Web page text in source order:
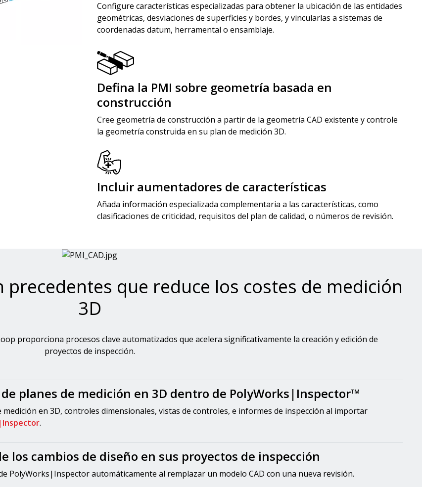
Configure características especializadas para obtener la ubicación de las entidades
geométricas, desviaciones de superficies y bordes, y vincularlas a sistemas de
coordenadas datum, herramental o ensamblaje.
Defina la PMI sobre geometría basada en
construcción
Cree geometría de construcción a partir de la geometría CAD existente y controle
la geometría construida en su plan de medición 3D.
Image
Incluir aumentadores de características
Añada información especializada complementaria a las características, como
clasificaciones de criticidad, requisitos del plan de calidad, o números de revisión.
que reduce los costes de medición
3D
proporciona procesos clave automatizados que acelera significativamente la creación y edición de
proyectos de inspección.
planes de medición en 3D dentro de PolyWorks|Inspector™
en 3D, controles dimensionales, vistas de controles, e informes de inspección al importar
.
los cambios de diseño en sus proyectos de inspección
PolyWorks|Inspector automáticamente al remplazar un modelo CAD con una nueva revisión.